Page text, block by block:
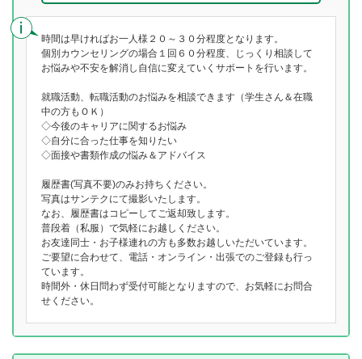
時間は早ければお一人様２０～３０分程度となります。
個別カウンセリングの場合１回６０分程度、じっくり相談して
お悩みや不安を解消し自信に変えていくサポートを行います。
就職活動、転職活動のお悩みを相談できます（学生さん＆在職
中の方もＯＫ）
◇今後のキャリアに関するお悩み
◇自分に合った仕事を知りたい
◇面接や書類作成の悩み＆アドバイス
履歴書(写真不要)のみお持ちください。
写真はサンテクにて撮影いたします。
なお、履歴書はコピーしてご返却致します。
普段着（私服）で気軽にお越しください。
お友達同士・お子様連れの方も多数お越しいただいています。
ご要望に合わせて、電話・オンライン・出張でのご登録も行っ
ています。
時間外・休日問わず受付可能となりますので、お気軽にお問合
せください。